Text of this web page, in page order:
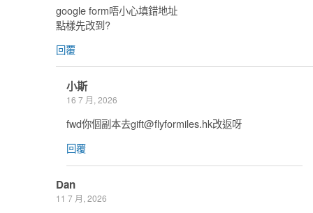
google form唔小心填錯地址
點樣先改到?
回覆
小斯
16 7 月, 2026
fwd你個副本去gift@flyformiles.hk改返呀
回覆
Dan
11 7 月, 2026